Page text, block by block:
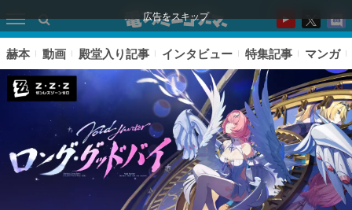
広告をスキップ
赫本 動画 殿堂入り記事 インタビュー 特集記事 マンガ